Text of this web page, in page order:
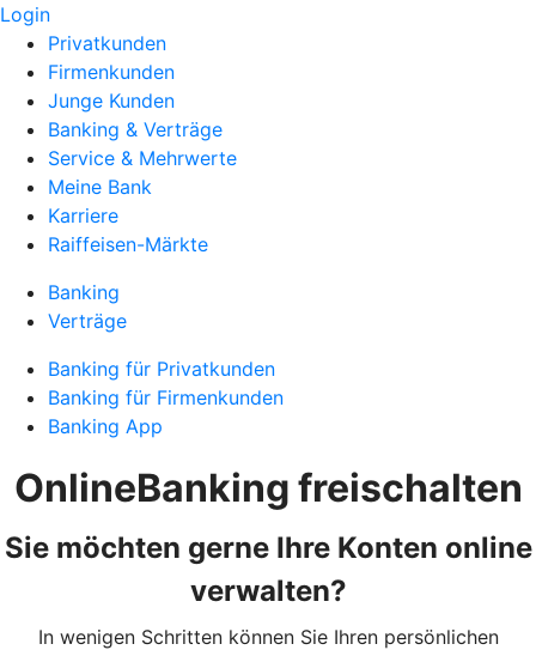
Login
Privatkunden
Firmenkunden
Junge Kunden
Banking & Verträge
Service & Mehrwerte
Meine Bank
Karriere
Raiffeisen-Märkte
Banking
Verträge
Banking für Privatkunden
Banking für Firmenkunden
Banking App
OnlineBanking freischalten
Sie möchten gerne Ihre Konten online
verwalten?
In wenigen Schritten können Sie Ihren persönlichen